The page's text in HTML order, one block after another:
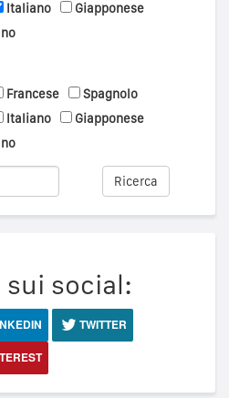
Italiano
Giapponese
Francese
Spagnolo
Italiano
Giapponese
Ricerca
social:
TWITTER